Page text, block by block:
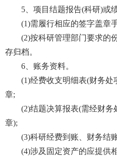
5、项目结题报告(科研)或绩
(1)需履行相应的签字盖章
(2)按科研管理部门要求的份
存归档。
6、账务资料。
(1)经费收支明细表(财务处
章;
(2)结题决算报表(需经财务
章);
(3)科研经费到账、财务结
(4)涉及固定资产的应提供